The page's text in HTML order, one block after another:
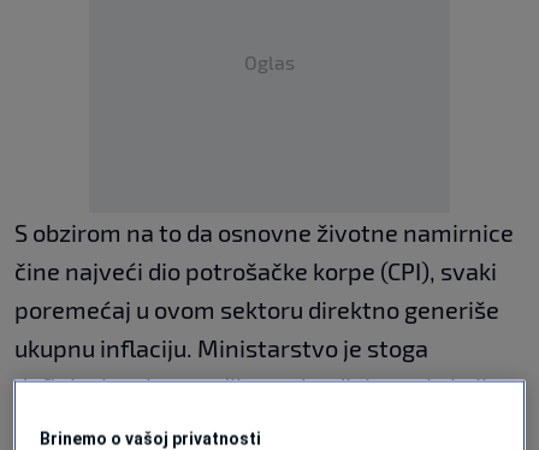
Oglas
S obzirom na to da osnovne životne namirnice
čine najveći dio potrošačke korpe (CPI), svaki
poremećaj u ovom sektoru direktno generiše
ukupnu inflaciju. Ministarstvo je stoga
definisalo tri strateška stuba djelovanja koji
stupaju na snagu u narednom periodu.
Brinemo o vašoj privatnosti